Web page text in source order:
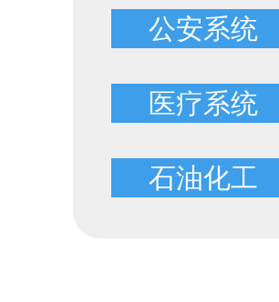
公安系统
医疗系统
石油化工